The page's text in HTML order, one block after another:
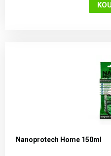
Nanoprotech Home 150ml